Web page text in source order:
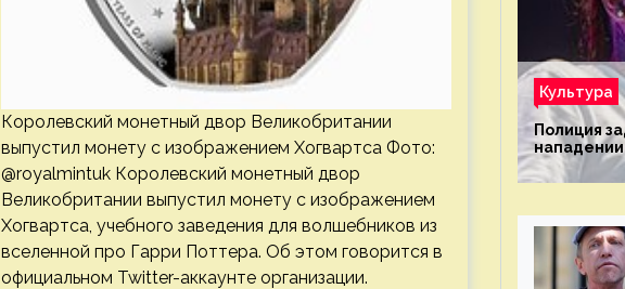
Королевский монетный двор Великобритании
выпустил монету с изображением Хогвартса Фото:
@royalmintuk Королевский монетный двор
Великобритании выпустил монету с изображением
Хогвартса, учебного заведения для волшебников из
вселенной про Гарри Поттера. Об этом говорится в
официальном Twitter-аккаунте организации.
Культура
Полиция